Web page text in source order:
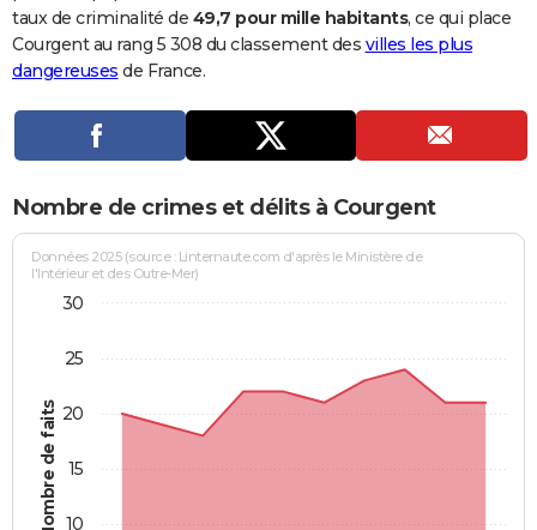
Dictionnaire
Biographies
Citations
Expressions
Proverbes
PROGRAMME TV
Se connecter
Entreprises
Service militaire
Avis de recherche
AVIS DE DÉCÈS
Bricolage
Lifestyle
Culture
Sport
Auto
Television
Voyage
Cinema
taux de criminalité de 49,7 pour mille habitants, ce qui place
Courgent au rang 5 308 du classement des villes les plus
dangereuses de France.
Nombre de crimes et délits à Courgent
Nombre de faits
Données 2025 (source : Linternaute.com d'après le Ministère de
l'Intérieur et des Outre-Mer)
10
15
20
25
30